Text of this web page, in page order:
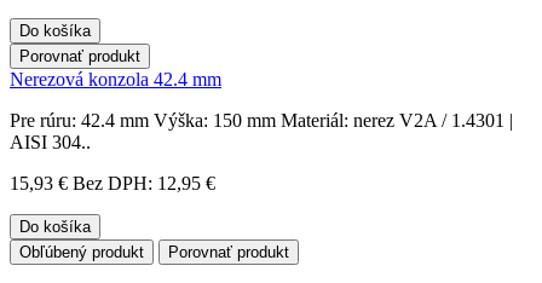
Do košíka
Porovnať produkt
Nerezová konzola 42.4 mm
Pre rúru: 42.4 mm Výška: 150 mm Materiál: nerez V2A / 1.4301 |
AISI 304..
15,93 € Bez DPH: 12,95 €
Do košíka
Obľúbený produkt
Porovnať produkt